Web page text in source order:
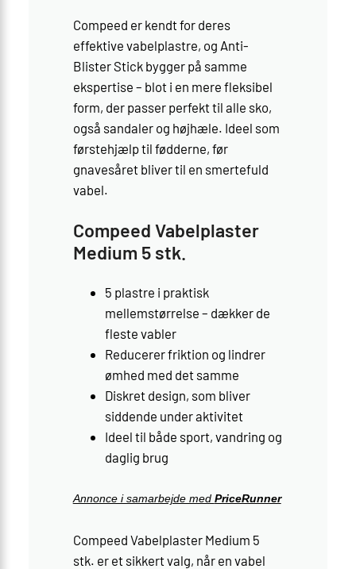
Compeed er kendt for deres
effektive vabelplastre, og Anti-
Blister Stick bygger på samme
ekspertise – blot i en mere fleksibel
form, der passer perfekt til alle sko,
også sandaler og højhæle. Ideel som
førstehjælp til fødderne, før
gnavesåret bliver til en smertefuld
vabel.
Compeed Vabelplaster
Medium 5 stk.
5 plastre i praktisk
mellemstørrelse – dækker de
fleste vabler
Reducerer friktion og lindrer
ømhed med det samme
Diskret design, som bliver
siddende under aktivitet
Ideel til både sport, vandring og
daglig brug
Annonce i samarbejde med PriceRunner
Compeed Vabelplaster Medium 5
stk. er et sikkert valg, når en vabel